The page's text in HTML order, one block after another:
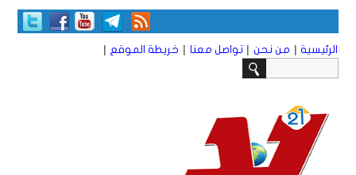
الرئيسية | من نحن | تواصل معنا | خريطة الموقع |